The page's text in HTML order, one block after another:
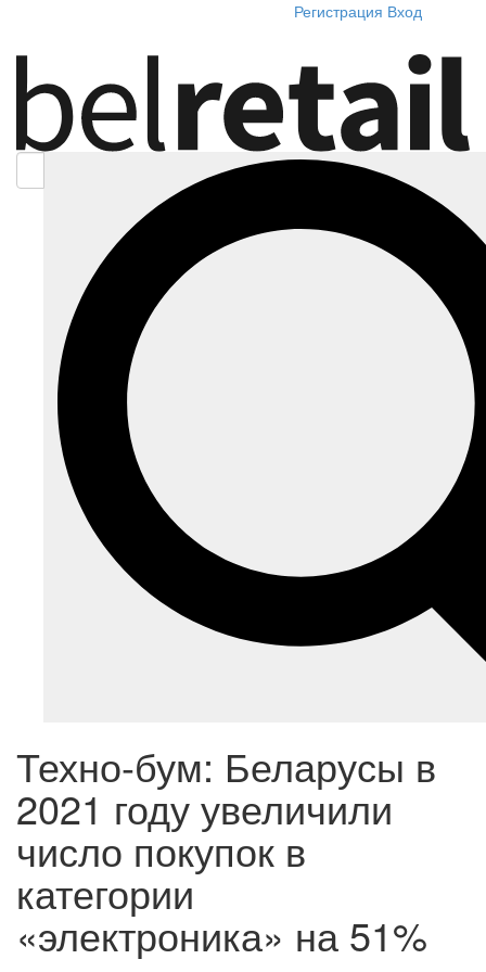
Регистрация Вход
Техно-бум: Беларусы в
2021 году увеличили
число покупок в
категории
«электроника» на 51%